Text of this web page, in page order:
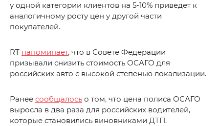
у одной категории клиентов на 5-10% приведет к
аналогичному росту цен у другой части
покупателей.
RT напоминает, что в Совете Федерации
призывали снизить стоимость ОСАГО для
российских авто с высокой степенью локализации.
Ранее сообщалось о том, что цена полиса ОСАГО
выросла в два раза для российских водителей,
которые становились виновниками ДТП.